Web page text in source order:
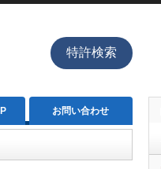
特許検索
お問い合わせ